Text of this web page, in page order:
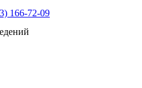
166-72-09